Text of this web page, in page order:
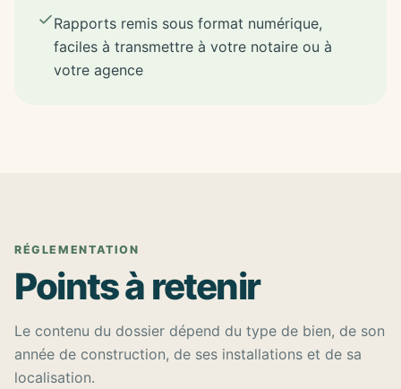
Rapports remis sous format numérique,
faciles à transmettre à votre notaire ou à
votre agence
RÉGLEMENTATION
Points à retenir
Le contenu du dossier dépend du type de bien, de son
année de construction, de ses installations et de sa
localisation.